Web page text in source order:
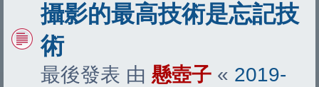
攝影的最高技術是忘記技
術
最後發表 由 懸壺子 « 2019-